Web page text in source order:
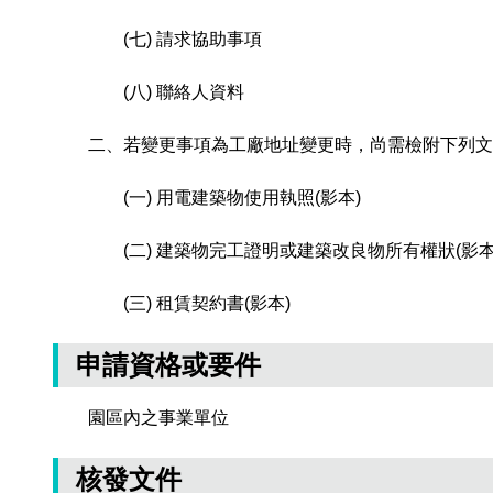
(七) 請求協助事項
(八) 聯絡人資料
二、若變更事項為工廠地址變更時，尚需檢附下列文
(一) 用電建築物使用執照(影本)
(二) 建築物完工證明或建築改良物所有權狀(影
(三) 租賃契約書(影本)
申請資格或要件
園區內之事業單位
核發文件